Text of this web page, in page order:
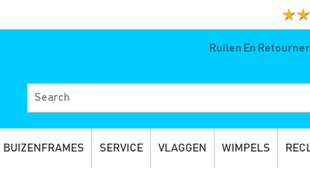
Ruilen En
BUIZENFRAMES SERVICE VLAGGEN WIMPELS